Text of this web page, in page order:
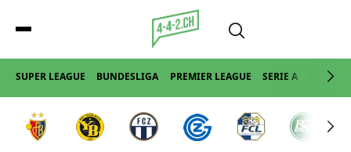
SUPER LEAGUE BUNDESLIGA PREMIER LEAGUE SERIE A LA LIGA